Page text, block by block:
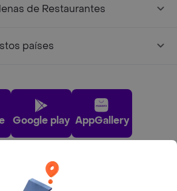
de Restaurantes
países
Google play AppGallery
cerca de ti